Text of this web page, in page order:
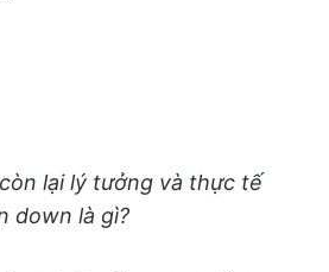
lại lý tưởng và thực tế
down là gì?